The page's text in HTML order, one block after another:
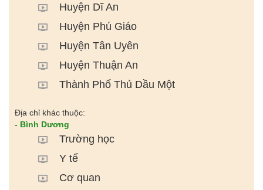
Huyện Dĩ An
Huyện Phú Giáo
Huyện Tân Uyên
Huyện Thuận An
Thành Phố Thủ Dầu Một
Địa chỉ khác thuộc:
- Bình Dương
Trường học
Y tế
Cơ quan